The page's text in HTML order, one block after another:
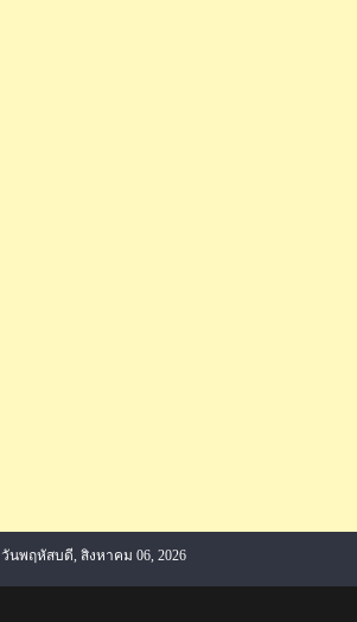
วันพฤหัสบดี, สิงหาคม 06, 2026